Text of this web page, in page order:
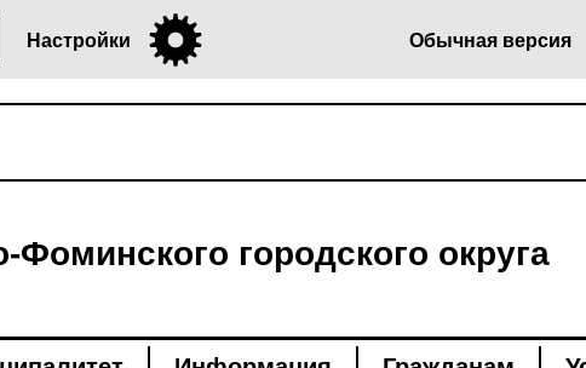
Настройки Обычная версия
городского округа